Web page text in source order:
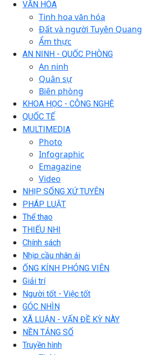
VĂN HÓA
Tinh hoa văn hóa
Đất và người Tuyên Quang
Ẩm thực
AN NINH - QUỐC PHÒNG
An ninh
Quân sự
Biên phòng
KHOA HỌC - CÔNG NGHỆ
QUỐC TẾ
MULTIMEDIA
Photo
Infographic
Emagazine
Video
NHỊP SỐNG XỨ TUYÊN
PHÁP LUẬT
Thể thao
THIẾU NHI
Chính sách
Nhịp cầu nhân ái
ỐNG KÍNH PHÓNG VIÊN
Giải trí
Người tốt - Việc tốt
GÓC NHÌN
XÃ LUẬN - VẤN ĐỀ KỲ NÀY
NỀN TẢNG SỐ
Truyền hình